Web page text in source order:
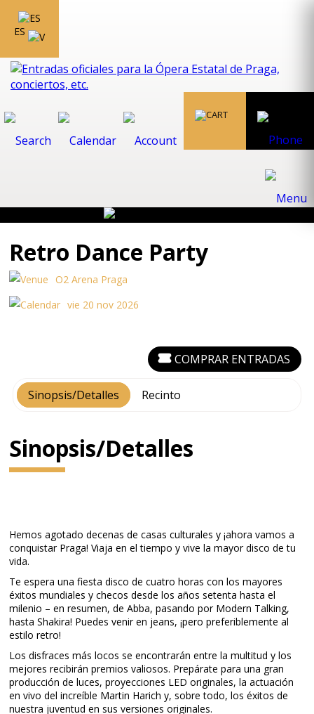
ES
Retro Dance Party
O2 Arena Praga
vie 20 nov 2026
Sinopsis/Detalles Recinto
COMPRAR ENTRADAS
Sinopsis/Detalles
Hemos agotado decenas de casas culturales y ¡ahora vamos a
conquistar Praga! Viaja en el tiempo y vive la mayor disco de tu
vida.
Te espera una fiesta disco de cuatro horas con los mayores
éxitos mundiales y checos desde los años setenta hasta el
milenio – en resumen, de Abba, pasando por Modern Talking,
hasta Shakira! Puedes venir en jeans, ¡pero preferiblemente al
estilo retro!
Los disfraces más locos se encontrarán entre la multitud y los
mejores recibirán premios valiosos. Prepárate para una gran
producción de luces, proyecciones LED originales, la actuación
en vivo del increíble Martin Harich y, sobre todo, los éxitos de
nuestra juventud en sus versiones originales.